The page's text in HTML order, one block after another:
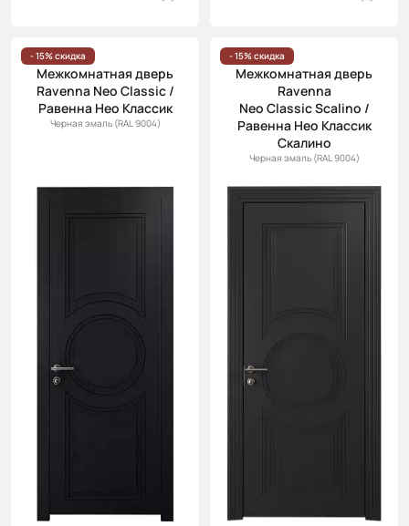
- 15% скидка
Межкомнатная дверь
Ravenna Neo Classic /
Равенна Нео Классик
Черная эмаль (RAL 9004)
- 15% скидка
Межкомнатная дверь
Ravenna
Neo Classic Scalino /
Равенна Нео Классик
Скалино
Черная эмаль (RAL 9004)